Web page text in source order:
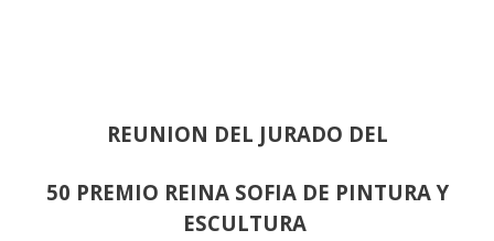
REUNION DEL JURADO DEL
50 PREMIO REINA SOFIA DE PINTURA Y
ESCULTURA